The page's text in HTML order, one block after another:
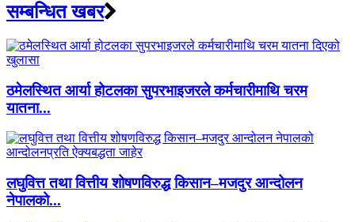
सम्बन्धित खबर
ठमेलस्थित आर्या होटलका सुपरभाइजरले कर्मचारीमाथि चरम
यातना...
लघुवित्त तथा वित्तीय शोषणविरुद्ध किसान–मजदुर आन्दोलन
नेपालको...